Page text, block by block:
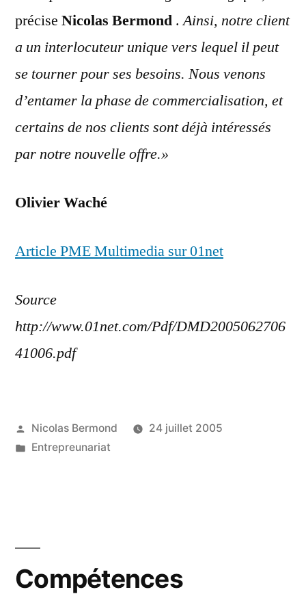
précise Nicolas Bermond .Ainsi, notreclient
a un interlocuteur unique vers lequel il peut
se tourner pour ses besoins. Nous venons
d’entamer la phasede commercialisation, et
certains denos clients sont déjà intéressés
par notre nouvelle offre.»
Olivier Waché
Article PME Multimedia sur 01net
Source
http://www.01net.com/Pdf/DMD2005062706
41006.pdf
Publié
par
Nicolas Bermond
24 juillet 2005
Publié
Entrepreunariat
Compétences